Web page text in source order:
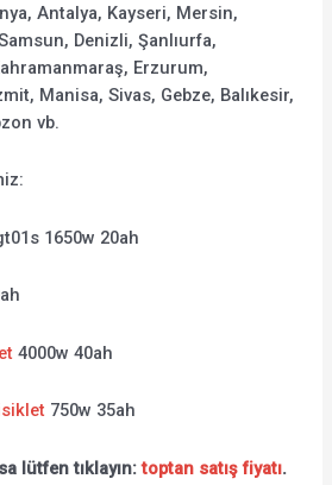
Antalya, Kayseri, Mersin,
Denizli, Şanlıurfa,
Erzurum,
Manisa, Sivas, Gebze, Balıkesir,
vb.
1650w 20ah
4000w 40ah
750w 35ah
lütfen tıklayın:toptan satış fiyatı.